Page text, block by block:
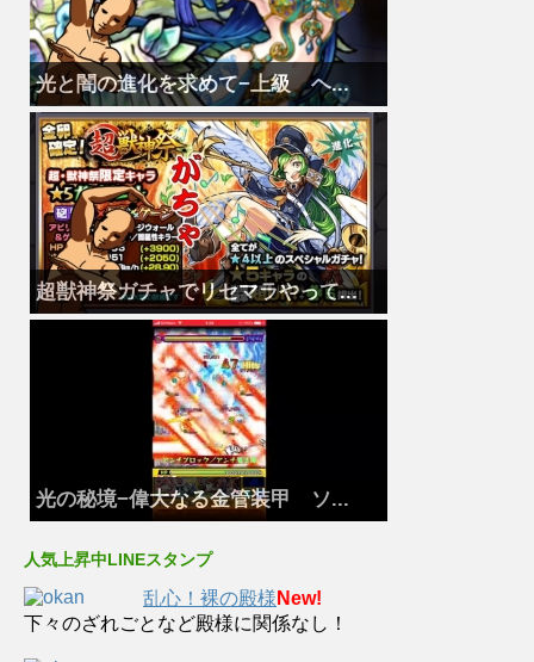
光と闇の進化を求めて−上級 ヘ...
超獣神祭ガチャでリセマラやって...
光の秘境−偉大なる金管装甲 ソ...
人気上昇中LINEスタンプ
乱心！裸の殿様 New!
下々のざれごとなど殿様に関係なし！